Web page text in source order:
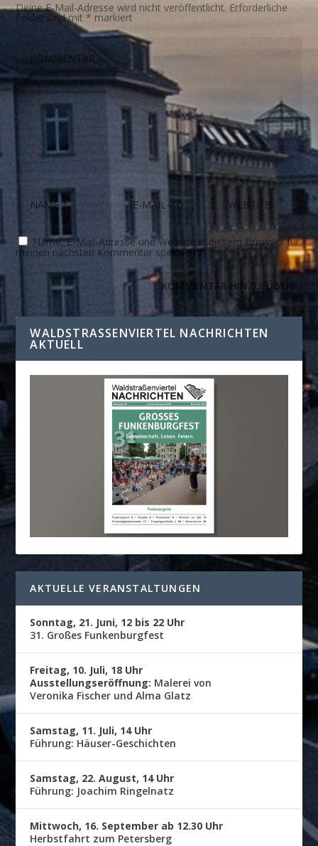
Deine E-Mail-Adresse wird nicht veröffentlicht. Erforderliche
Felder sind mit* markiert
Name, E-Mail-Adresse und Website in diesem Browser für
meinen nächsten Kommentar speichern.
WALDSTRASSENVIERTEL NACHRICHTEN A
KTUELL
AKTUELLE VERANSTALTUNGEN
Sonntag, 21. Juni, 12 bis 22 Uhr
31. Großes Funkenburgfest
Freitag, 10. Juli, 18 Uhr
Ausstellungseröffnung: Malerei von
Veronika Fischer und Alma Glatz
Samstag, 11. Juli, 14 Uhr
Führung: Häuser-Geschichten
Samstag, 22. August, 14 Uhr
Führung: Joachim Ringelnatz
Mittwoch, 16. September ab 12.30 Uhr
Herbstfahrt zum Petersberg